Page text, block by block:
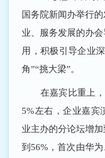
国务院新闻办举行
业、服务发展的办
用，积极引导企业
角”“挑大梁”。
在嘉宾比重上
5%左右，企业嘉宾
业主办的分论坛增
到56%，首次由华